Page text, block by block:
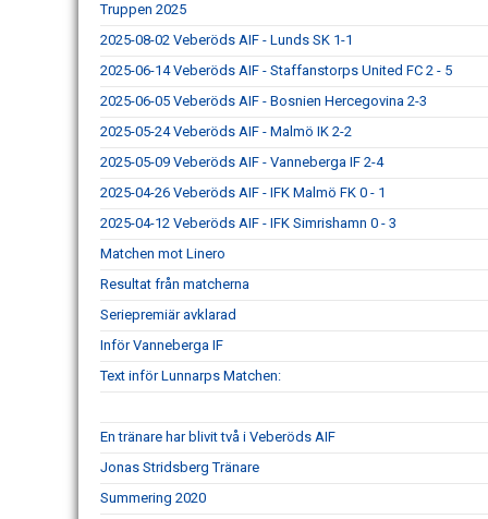
Truppen 2025
2025-08-02 Veberöds AIF - Lunds SK 1-1
2025-06-14 Veberöds AIF - Staffanstorps United FC 2 - 5
2025-06-05 Veberöds AIF - Bosnien Hercegovina 2-3
2025-05-24 Veberöds AIF - Malmö IK 2-2
2025-05-09 Veberöds AIF - Vanneberga IF 2-4
2025-04-26 Veberöds AIF - IFK Malmö FK 0 - 1
2025-04-12 Veberöds AIF - IFK Simrishamn 0 - 3
Matchen mot Linero
Resultat från matcherna
Seriepremiär avklarad
Inför Vanneberga IF
Text inför Lunnarps Matchen:
En tränare har blivit två i Veberöds AIF
Jonas Stridsberg Tränare
Summering 2020